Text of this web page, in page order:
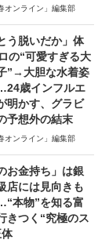
オンライン」編集部
う脱いだか」体
の“可愛すぎる大
”→大胆な水着姿
歳インフルエ
明かす、グラビ
予想外の結末
オンライン」編集部
お金持ち」は銀
店には見向きも
本物”を知る富
きつく“究極のス